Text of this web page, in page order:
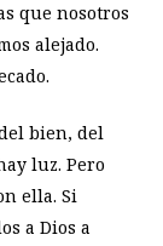
que nosotros
alejado.
bien, del
luz. Pero
ella. Si
a Dios a